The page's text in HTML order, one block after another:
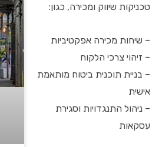
טכניקות שיווק ומכירה, כגון:
– שיחות מכירה אפקטיביות
– זיהוי צרכי הלקוח
– בניית תוכנית ביטוח מותאמת
אישית
– ניהול התנגדויות וסגירת
עסקאות